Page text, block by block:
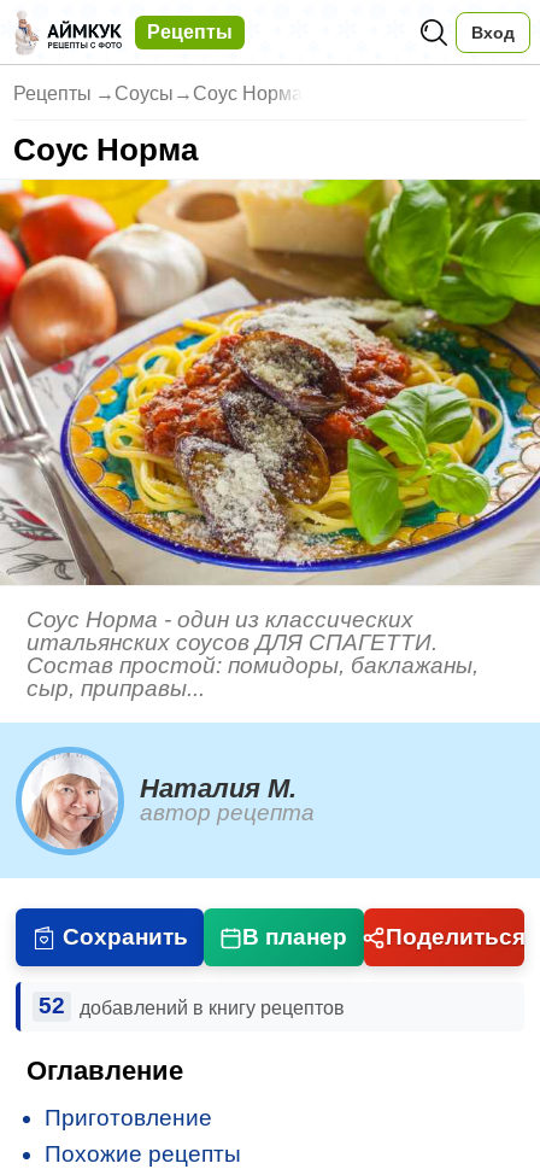
Рецепты Вход
Рецепты → Соусы → Соус Норма
Соус Норма
Соус Норма - один из классических
итальянских соусов ДЛЯ СПАГЕТТИ.
Состав простой: помидоры, баклажаны,
сыр, приправы...
Наталия М.
автор рецепта
Сохранить В планер Поделиться
52 добавлений в книгу рецептов
Оглавление
Приготовление
Похожие рецепты